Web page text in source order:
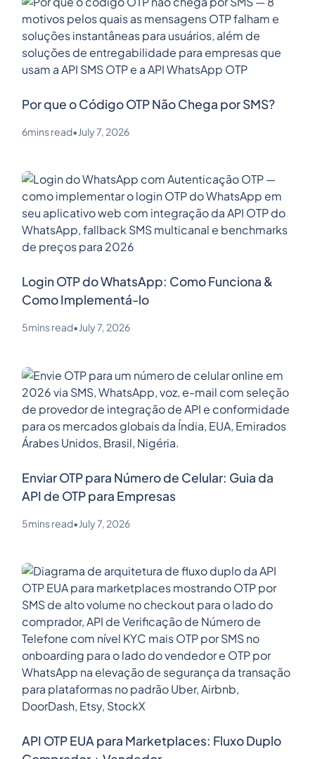
Por que o Código OTP Não Chega por SMS?
6mins read•July 7, 2026
Login OTP do WhatsApp: Como Funciona &
Como Implementá-lo
5mins read•July 7, 2026
Enviar OTP para Número de Celular: Guia da
API de OTP para Empresas
5mins read•July 7, 2026
API OTP EUA para Marketplaces: Fluxo Duplo